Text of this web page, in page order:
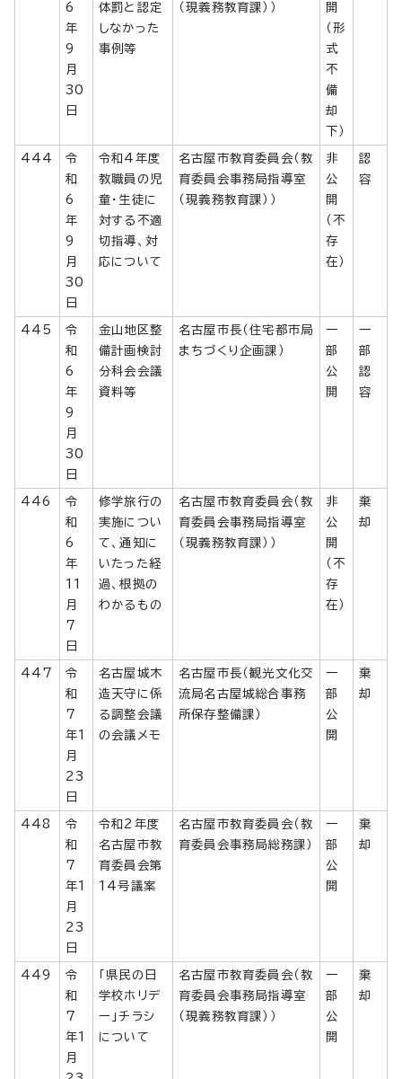
6
年
9
月
30
日
体罰と認定
しなかった
事例等
（現義務教育課））
開
（形
式
不
備
却
下）
444
令
和
6
年
9
月
30
日
令和4年度
教職員の児
童・生徒に
対する不適
切指導、対
応について
名古屋市教育委員会（教
育委員会事務局指導室
（現義務教育課））
非
公
開
（不
存
在）
認
容
445
令
和
6
年
9
月
30
日
金山地区整
備計画検討
分科会会議
資料等
名古屋市長（住宅都市局
まちづくり企画課）
一
部
公
開
一
部
認
容
446
令
和
6
年
11
月
7
日
修学旅行の
実施につい
て、通知に
いたった経
過、根拠の
わかるもの
名古屋市教育委員会（教
育委員会事務局指導室
（現義務教育課））
非
公
開
（不
存
在）
棄
却
447
令
和
7
年1
月
23
日
名古屋城木
造天守に係
る調整会議
の会議メモ
名古屋市長（観光文化交
流局名古屋城総合事務
所保存整備課）
一
部
公
開
棄
却
448
令
和
7
年1
月
23
日
令和2年度
名古屋市教
育委員会第
14号議案
名古屋市教育委員会（教
育委員会事務局総務課）
一
部
公
開
棄
却
449
令
和
7
年1
月
「県民の日
学校ホリデ
ー」チラシ
について
名古屋市教育委員会（教
育委員会事務局指導室
（現義務教育課））
一
部
公
開
棄
却